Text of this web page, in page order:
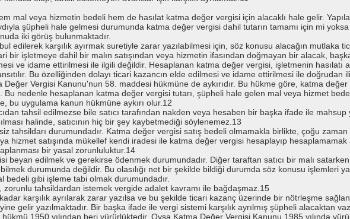
mal veya hizmetin bedeli hem de hasılat katma değer vergisi için alacaklı hale gelir.
şüpheli hale gelmesi durumunda katma değer vergisi dahil tutarın tamamı için mi
iki görüş bulunmaktadır.
edilerek karşılık ayırmak suretiyle zarar yazılabilmesi için, söz konusu alacağın mutlaka
bir işletmeye dahil bir malın satışından veya hizmetin ifasından doğmayan bir alacak,
ve idame ettirilmesi ile ilgili değildir. Hesaplanan katma değer vergisi, işletmenin hasılatı
Bu özelliğinden dolayı ticari kazancın elde edilmesi ve idame ettirilmesi ile doğrudan
Değer Vergisi Kanunu'nun 58. maddesi hükmüne de aykırıdır. Bu hükme göre, katma
nedenle hesaplanan katma değer vergisi tutarı, şüpheli hale gelen mal veya hizmet
bu uygulama kanun hükmüne aykırı olur.12
tahsil edilmezse bile satıcı tarafından nakden veya hesaben bir başka ifade ile mahsup
halinde, satıcının hiç bir şey kaybetmediği söylenemez.13
tahsildarı durumundadır. Katma değer vergisi satış bedeli olmamakla birlikte, çoğu
hizmet satışında mükellef kendi iradesi ile katma değer vergisi hesaplayıp hesaplamamak
bir yasal zorunluluktur.14
beyan edilmek ve gerekirse ödenmek durumundadır. Diğer taraftan satıcı bir malı
durumunda değildir. Bu olasılığı net bir şekilde bildiği durumda söz konusu işlemleri
gibi işleme tabi olmak durumundadır.
tahsildardan istemek vergide adalet kavramı ile bağdaşmaz.15
karşılık ayrılarak zarar yazılsa ve bu şekilde ticari kazanç üzerinde bir nötrleşme
gelir yazılmaktadır. Bir başka ifade ile vergi sistemi karşılık ayrılmış şüpheli alacaktan
1950 yılından beri yürürlüktedir. Oysa Katma Değer Vergisi Kanunu 1985 yılında